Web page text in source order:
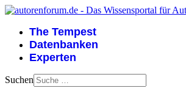
The Tempest
Datenbanken
Experten
Suchen